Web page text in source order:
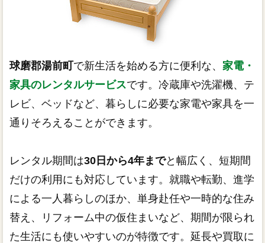
球磨郡湯前町で新生活を始める方に便利な、 家電・
家具のレンタルサービスです。冷蔵庫や洗濯機、テ
レビ、ベッドなど、暮らしに必要な家電や家具を一
通りそろえることができます。
レンタル期間は30日から4年までと幅広く、短期間
だけの利用にも対応しています。就職や転勤、進学
による一人暮らしのほか、単身赴任や一時的な住み
替え、リフォーム中の仮住まいなど、期間が限られ
た生活にも使いやすいのが特徴です。延長や買取に